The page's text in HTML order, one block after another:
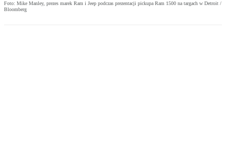
Foto: Mike Manley, prezes marek Ram i Jeep podczas prezentacji pickupa Ram 1500 na targach w Detroit /
Bloomberg